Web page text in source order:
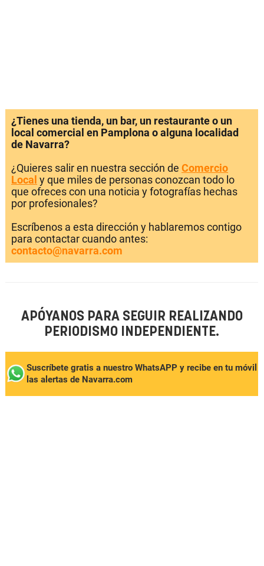
¿Tienes una tienda, un bar, un restaurante o un
local comercial en Pamplona o alguna localidad
de Navarra?
¿Quieres salir en nuestra sección de Comercio
Local y que miles de personas conozcan todo lo
que ofreces con una noticia y fotografías hechas
por profesionales?
Escríbenos a esta dirección y hablaremos contigo
para contactar cuando antes:
contacto@navarra.com
APÓYANOS PARA SEGUIR REALIZANDO
PERIODISMO INDEPENDIENTE.
Suscríbete gratis a nuestro WhatsAPP y recibe en tu móvil
las alertas de Navarra.com